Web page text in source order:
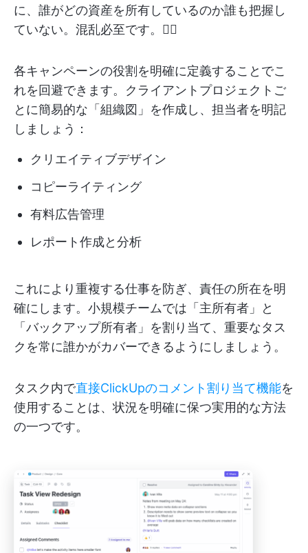
に、誰がどの資産を所有しているのか誰も把握し
ていない。混乱必至です。😵‍💫
各キャンペーンの役割を明確に定義することでこ
れを回避できます。クライアントプロジェクトご
とに簡易的な「組織図」を作成し、担当者を明記
しましょう：
クリエイティブデザイン
コピーライティング
有料広告管理
レポート作成と分析
これにより重複する仕事を防ぎ、責任の所在を明
確にします。小規模チームでは「主所有者」と
「バックアップ所有者」を割り当て、重要なタス
クを常に誰かがカバーできるようにしましょう。
タスク内で直接ClickUpのコメント割り当て機能を
使用することは、状況を明確に保つ実用的な方法
の一つです。